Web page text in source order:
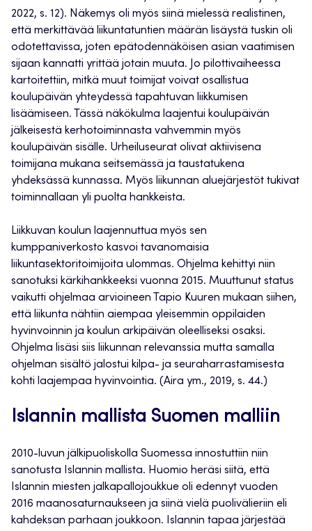
2022, s. 12). Näkemys oli myös siinä mielessä realistinen,
että merkittävää liikuntatuntien määrän lisäystä tuskin oli
odotettavissa, joten epätodennäköisen asian vaatimisen
sijaan kannatti yrittää jotain muuta. Jo pilottivaiheessa
kartoitettiin, mitkä muut toimijat voivat osallistua
koulupäivän yhteydessä tapahtuvan liikkumisen
lisäämiseen. Tässä näkökulma laajentui koulupäivän
jälkeisestä kerhotoiminnasta vahvemmin myös
koulupäivän sisälle. Urheiluseurat olivat aktiivisena
toimijana mukana seitsemässä ja taustatukena
yhdeksässä kunnassa. Myös liikunnan aluejärjestöt tukivat
toiminnallaan yli puolta hankkeista.
Liikkuvan koulun laajennuttua myös sen
kumppaniverkosto kasvoi tavanomaisia
liikuntasektoritoimijoita ulommas. Ohjelma kehittyi niin
sanotuksi kärkihankkeeksi vuonna 2015. Muuttunut status
vaikutti ohjelmaa arvioineen Tapio Kuuren mukaan siihen,
että liikunta nähtiin aiempaa yleisemmin oppilaiden
hyvinvoinnin ja koulun arkipäivän oleelliseksi osaksi.
Ohjelma lisäsi siis liikunnan relevanssia mutta samalla
ohjelman sisältö jalostui kilpa- ja seuraharrastamisesta
kohti laajempaa hyvinvointia. (Aira ym., 2019, s. 44.)
Islannin mallista Suomen malliin
2010-luvun jälkipuoliskolla Suomessa innostuttiin niin
sanotusta Islannin mallista. Huomio heräsi siitä, että
Islannin miesten jalkapallojoukkue oli edennyt vuoden
2016 maanosaturnaukseen ja siinä vielä puolivälieriin eli
kahdeksan parhaan joukkoon. Islannin tapaa järjestää